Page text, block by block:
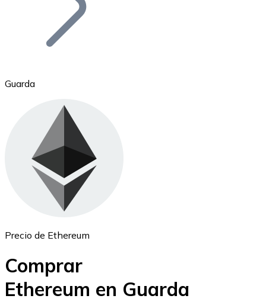
Ethereum
ETH
Guarda
Precio de Ethereum
Comprar
Ethereum en Guarda